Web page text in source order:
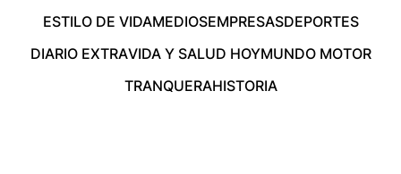
ESTILO DE VIDAMEDIOSEMPRESASDEPORTES
DIARIO EXTRAVIDA Y SALUD HOYMUNDO MOTOR
TRANQUERAHISTORIA